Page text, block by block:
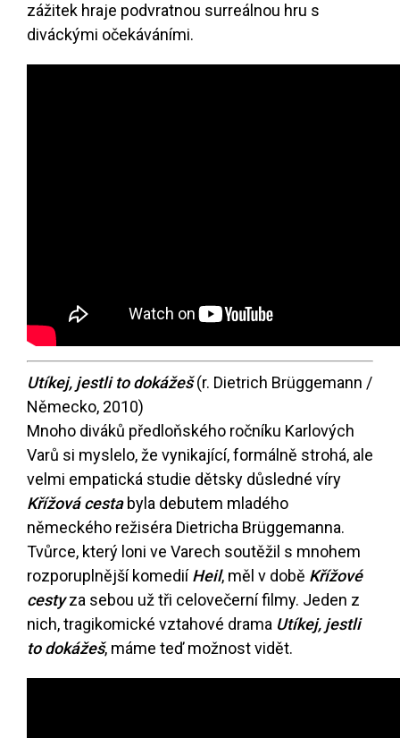
zážitek hraje podvratnou surreálnou hru s
diváckými očekáváními.
Utíkej, jestli to dokážeš(r. Dietrich Brüggemann /
Německo, 2010)
Mnoho diváků předloňského ročníku Karlových
Varů si myslelo, že vynikající, formálně strohá, ale
velmi empatická studie dětsky důsledné víry
Křížová cestabyla debutem mladého
německého režiséra Dietricha Brüggemanna.
Tvůrce, který loni ve Varech soutěžil s mnohem
rozporuplnější komediíHeil, měl v době Křížové
cestyza sebou už tři celovečerní filmy. Jeden z
nich, tragikomické vztahové drama Utíkej, jestli
to dokážeš, máme teď možnost vidět.